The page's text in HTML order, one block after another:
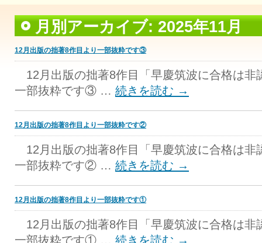
月別アーカイブ: 2025年11月
12月出版の拙著8作目より一部抜粋です③
12月出版の拙著8作目「早慶筑波に合格は非
一部抜粋です③ … 続きを読む →
12月出版の拙著8作目より一部抜粋です②
12月出版の拙著8作目「早慶筑波に合格は非
一部抜粋です② … 続きを読む →
12月出版の拙著8作目より一部抜粋です①
12月出版の拙著8作目「早慶筑波に合格は非
一部抜粋です① … 続きを読む →